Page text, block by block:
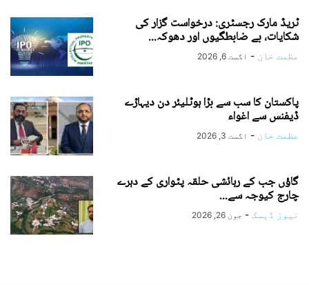
ٹریڈ مارک رجسٹری: درخواست گزار کی
شکایات، بے ضابطگیوں اور دھوکہ...
عظمت خان - اگست 6, 2026
پاکستان کا سب سے بڑا ہوٹلیئر دن دیہاڑے
ڈیفنس سے اغواء
عظمت خان - اگست 3, 2026
گاؤں جب کے رہائشی حلقہ پٹواری کے دہرے
چارج کیوجہ سے...
نیوز ڈیسک - جون 26, 2026